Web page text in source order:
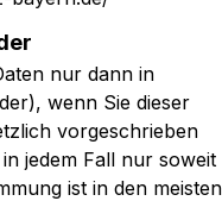
nur dann in
wenn Sie dieser
vorgeschrieben
jedem Fall nur soweit
ist in den meisten